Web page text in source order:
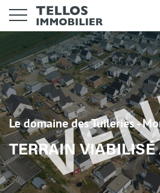
Le domaine des Tuileries -
TERRAIN VIABILISÉ